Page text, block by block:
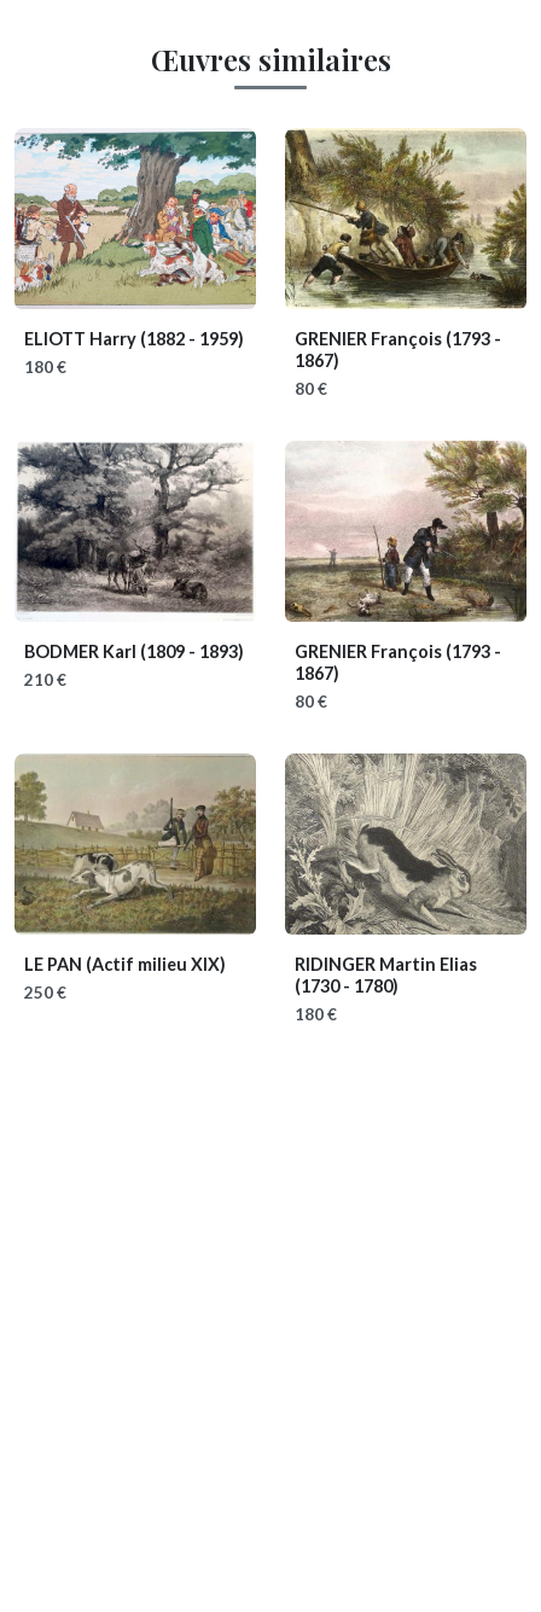
Œuvres similaires
ELIOTT Harry (1882 - 1959)
180 €
GRENIER François (1793 -
1867)
80 €
BODMER Karl (1809 - 1893)
210 €
GRENIER François (1793 -
1867)
80 €
LE PAN (Actif milieu XIX)
250 €
RIDINGER Martin Elias
(1730 - 1780)
180 €